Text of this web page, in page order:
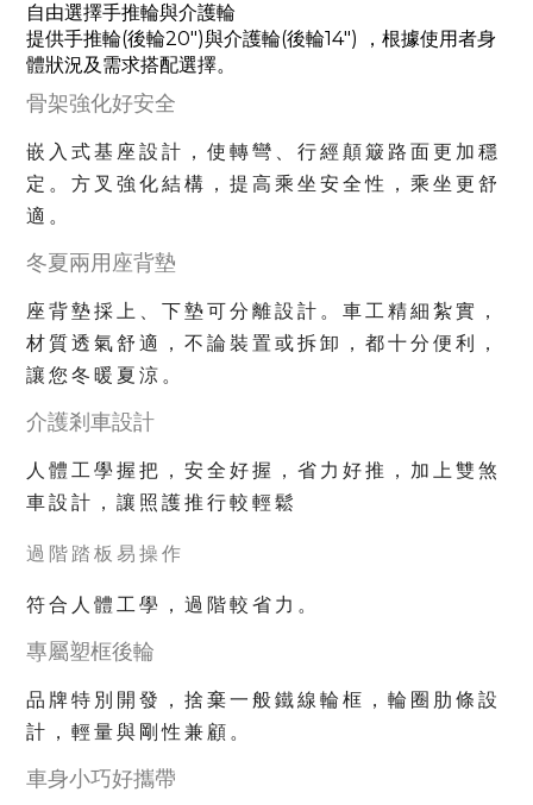
自由選擇手推輪與介護輪
提供手推輪(後輪20")與介護輪(後輪14") ，根據使用者身
體狀況及需求搭配選擇。
骨架強化好安全
嵌入式基座設計，使轉彎、行經顛簸路面更加穩
定。方叉強化結構，提高乘坐安全性，乘坐更舒
適。
冬夏兩用座背墊
座背墊採上、下墊可分離設計。車工精細紮實，
材質透氣舒適，不論裝置或拆卸，都十分便利，
讓您冬暖夏涼。
介護剎車設計
人體工學握把，安全好握，省力好推，加上雙煞
車設計，讓照護推行較輕鬆
過階踏板易操作
符合人體工學，過階較省力。
專屬塑框後輪
品牌特別開發，捨棄一般鐵線輪框，輪圈肋條設
計，輕量與剛性兼顧。
車身小巧好攜帶